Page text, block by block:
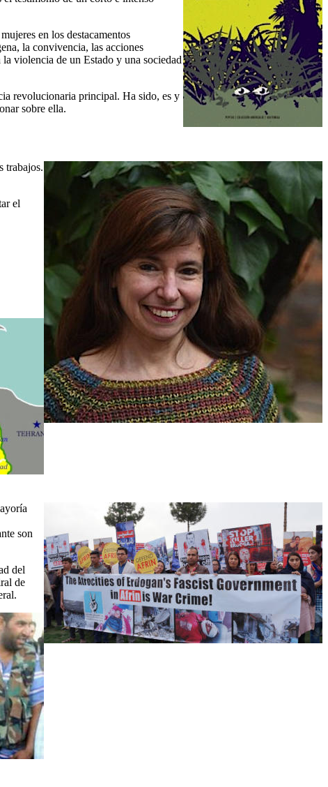
en los destacamentos
la convivencia, las acciones
violencia de un Estado y una sociedad
revolucionaria principal. Ha sido, es y
sobre ella.
trabajos.
el
son
del
de